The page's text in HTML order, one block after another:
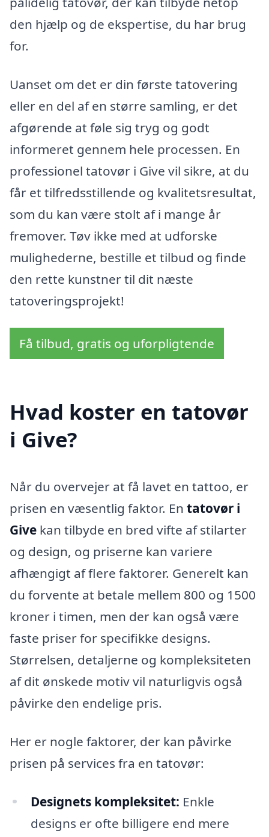
den hjælp og de ekspertise, du har brug
for.
Uanset om det er din første tatovering
eller en del af en større samling, er det
afgørende at føle sig tryg og godt
informeret gennem hele processen. En
professionel tatovør i Give vil sikre, at du
får et tilfredsstillende og kvalitetsresultat,
som du kan være stolt af i mange år
fremover. Tøv ikke med at udforske
mulighederne, bestille et tilbud og finde
den rette kunstner til dit næste
tatoveringsprojekt!
Få tilbud, gratis og uforpligtende
Hvad koster en tatovør
i Give?
Når du overvejer at få lavet en tattoo, er
prisen en væsentlig faktor. En tatovør i
Give kan tilbyde en bred vifte af stilarter
og design, og priserne kan variere
afhængigt af flere faktorer. Generelt kan
du forvente at betale mellem 800 og 1500
kroner i timen, men der kan også være
faste priser for specifikke designs.
Størrelsen, detaljerne og kompleksiteten
af dit ønskede motiv vil naturligvis også
påvirke den endelige pris.
Her er nogle faktorer, der kan påvirke
prisen på services fra en tatovør:
Designets kompleksitet: Enkle
designs er ofte billigere end mere